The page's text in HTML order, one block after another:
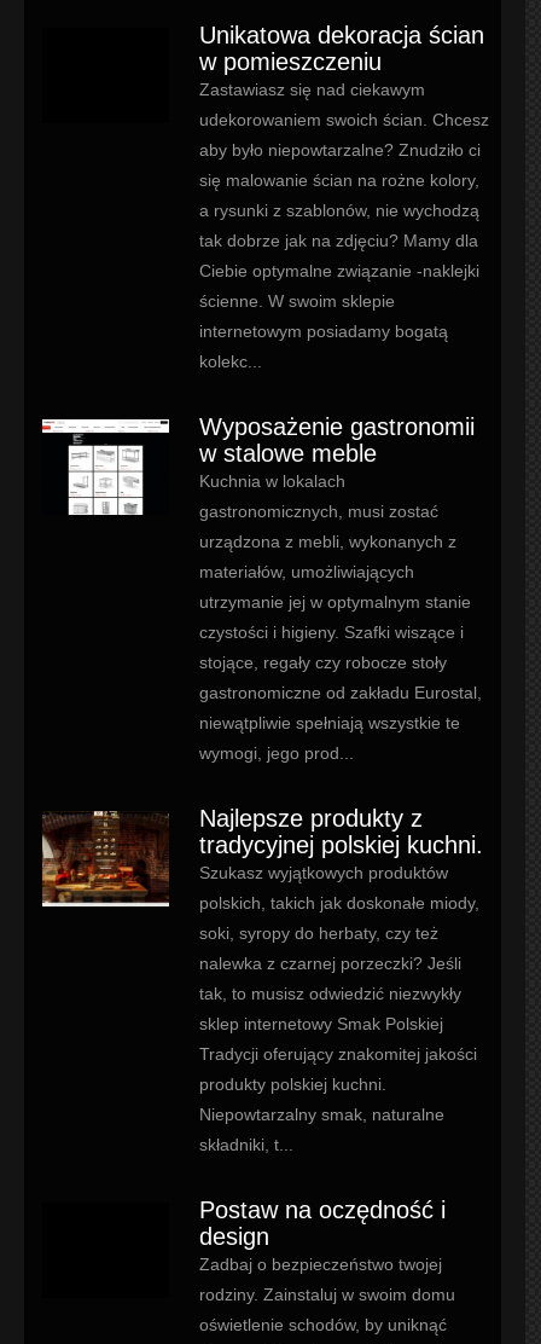
Unikatowa dekoracja ścian
w pomieszczeniu
Zastawiasz się nad ciekawym
udekorowaniem swoich ścian. Chcesz
aby było niepowtarzalne? Znudziło ci
się malowanie ścian na rożne kolory,
a rysunki z szablonów, nie wychodzą
tak dobrze jak na zdjęciu? Mamy dla
Ciebie optymalne związanie -naklejki
ścienne. W swoim sklepie
internetowym posiadamy bogatą
kolekc...
Wyposażenie gastronomii
w stalowe meble
Kuchnia w lokalach
gastronomicznych, musi zostać
urządzona z mebli, wykonanych z
materiałów, umożliwiających
utrzymanie jej w optymalnym stanie
czystości i higieny. Szafki wiszące i
stojące, regały czy robocze stoły
gastronomiczne od zakładu Eurostal,
niewątpliwie spełniają wszystkie te
wymogi, jego prod...
Najlepsze produkty z
tradycyjnej polskiej kuchni.
Szukasz wyjątkowych produktów
polskich, takich jak doskonałe miody,
soki, syropy do herbaty, czy też
nalewka z czarnej porzeczki? Jeśli
tak, to musisz odwiedzić niezwykły
sklep internetowy Smak Polskiej
Tradycji oferujący znakomitej jakości
produkty polskiej kuchni.
Niepowtarzalny smak, naturalne
składniki, t...
Postaw na oczędność i
design
Zadbaj o bezpieczeństwo twojej
rodziny. Zainstaluj w swoim domu
oświetlenie schodów, by uniknąć